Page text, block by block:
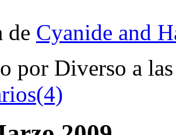
de Cyanide and
por Diverso a